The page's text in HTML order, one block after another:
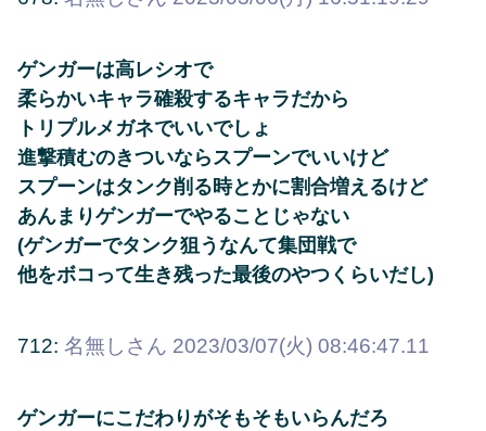
ゲンガーは高レシオで
柔らかいキャラ確殺するキャラだから
トリプルメガネでいいでしょ
進撃積むのきついならスプーンでいいけど
スプーンはタンク削る時とかに割合増えるけど
あんまりゲンガーでやることじゃない
(ゲンガーでタンク狙うなんて集団戦で
他をボコって生き残った最後のやつくらいだし)
712: 名無しさん 2023/03/07(火) 08:46:47.11
ゲンガーにこだわりがそもそもいらんだろ